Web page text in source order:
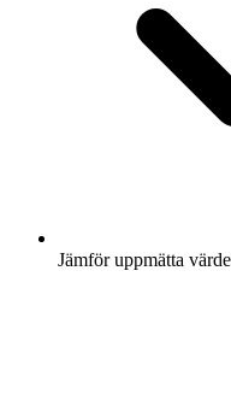
Jämför uppmätta